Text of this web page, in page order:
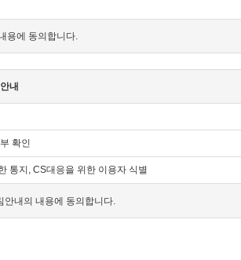
용에 동의합니다.
내
확인
통지, CS대응을 위한 이용자 식별
안내의 내용에 동의합니다.